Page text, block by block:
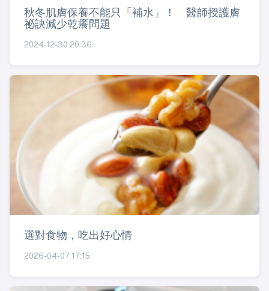
秋冬肌膚保養不能只「補水」！ 醫師授護膚
祕訣減少乾癢問題
2024-12-30 20:36
選對食物，吃出好心情
2026-04-07 17:15